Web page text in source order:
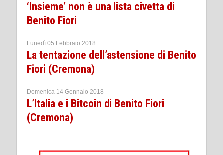
‘Insieme’ non è una lista civetta di
Benito Fiori
Lunedì 05 Febbraio 2018
La tentazione dell’astensione di Benito
Fiori (Cremona)
Domenica 14 Gennaio 2018
L’Italia e i Bitcoin di Benito Fiori
(Cremona)